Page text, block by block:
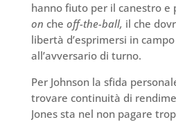
hanno fiuto per il canestro e
on che off-the-ball, il che
libertà d’esprimersi in
all’avversario di turno.
Per Johnson la sfida
trovare continuità di
Jones sta nel non pagare